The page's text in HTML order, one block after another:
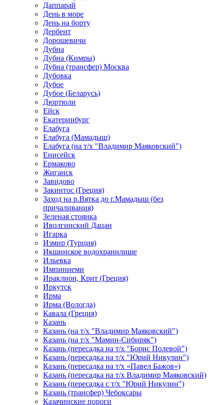
Даппарай
День в море
День на борту
Дербент
Дорошевичи
Дубна
Дубна (Кимры)
Дубна (трансфер) Москва
Дубовка
Дубое
Дубое (Беларусь)
Дюртюли
Ейск
Екатеринбург
Елабуга
Елабуга (Мамадыш)
Елабуга (на т/х "Владимир Маяковский")
Енисейск
Ермаково
Жиганск
Завидово
Закинтос (Греция)
Заход на р.Вятка до г.Мамадыш (без
причаливания)
Зеленая стоянка
Иволгинский Дацан
Игарка
Измир (Турция)
Икшинское водохранилище
Ильевка
Импиниеми
Ираклион, Крит (Греция)
Иркутск
Ирма
Ирма (Вологда)
Кавала (Греция)
Казань
Казань (на т/х "Владимир Маяковский")
Казань (на т/х "Мамин-Сибиряк")
Казань (пересадка на т/х "Борис Полевой")
Казань (пересадка на т/х "Юрий Никулин")
Казань (пересадка на т/х «Павел Бажов»)
Казань (пересадка на т/х Владимир Маяковский)
Казань (пересадка с т/х "Юрий Никулин")
Казань (трансфер) Чебоксары
Казачинские пороги